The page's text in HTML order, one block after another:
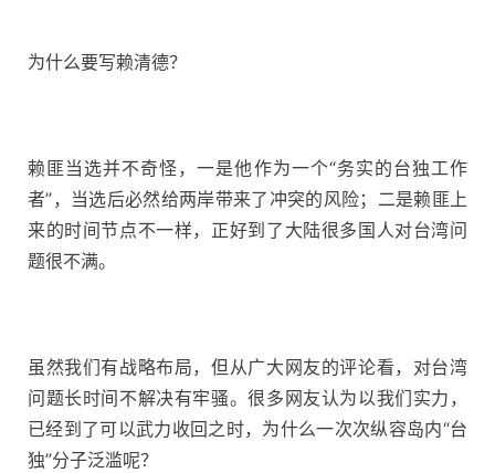
为什么要写赖清德？
赖匪当选并不奇怪，一是他作为一个“务实的台独工作
者”，当选后必然给两岸带来了冲突的风险；二是赖匪上
来的时间节点不一样，正好到了大陆很多国人对台湾问
题很不满。
虽然我们有战略布局，但从广大网友的评论看，对台湾
问题长时间不解决有牢骚。很多网友认为以我们实力，
已经到了可以武力收回之时，为什么一次次纵容岛内“台
独”分子泛滥呢？